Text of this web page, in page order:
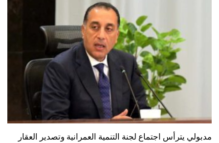
مدبولي يترأس اجتماع لجنة التنمية العمرانية وتصدير العقار